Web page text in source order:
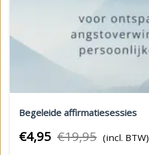
Begeleide affirmatiesessies
€4,95 €19,95 (incl. BTW)